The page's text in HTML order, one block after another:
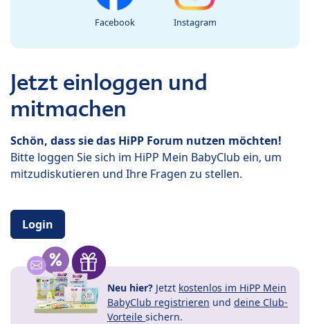
Facebook Instagram
Jetzt einloggen und
mitmachen
Schön, dass sie das HiPP Forum nutzen möchten!
Bitte loggen Sie sich im HiPP Mein BabyClub ein, um
mitzudiskutieren und Ihre Fragen zu stellen.
Login
Neu hier? Jetzt kostenlos im HiPP Mein
BabyClub registrieren und deine Club-
Vorteile sichern.